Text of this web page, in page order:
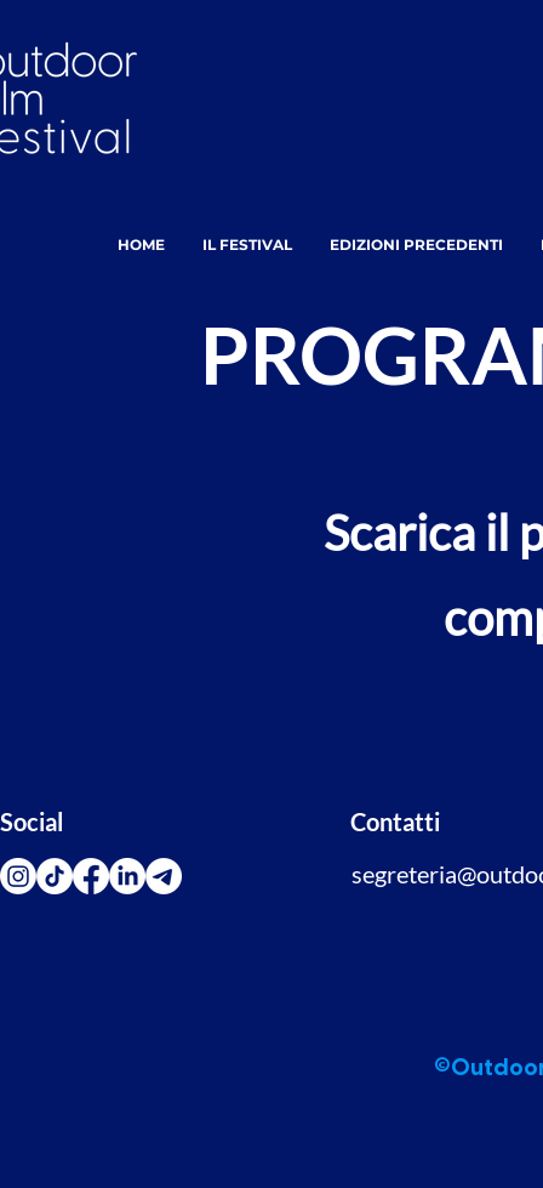
HOME IL FESTIVAL EDIZIONI PRECEDENTI
Scarica il
Social
Contatti